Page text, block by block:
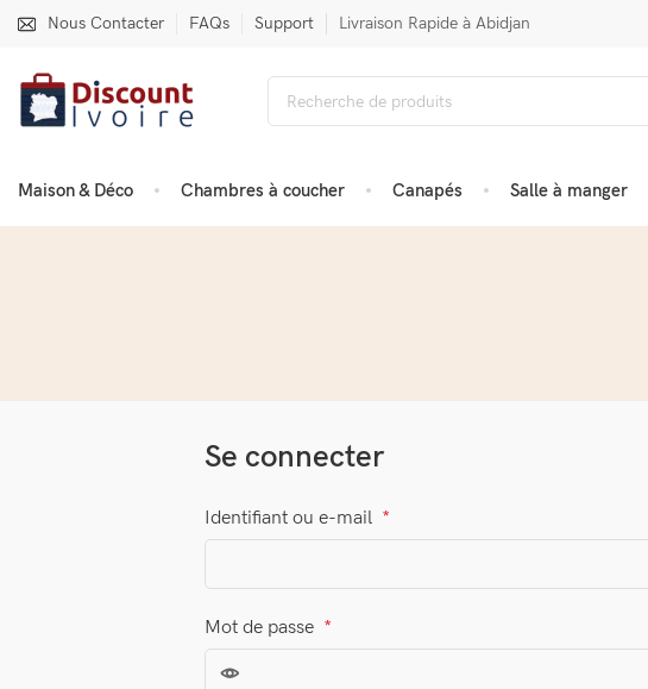
Nous Contacter FAQs Support Livraison Rapide à Abidjan
Maison & Déco Chambres à coucher Canapés Salle à manger
Se connecter
Identifiant ou e-mail *
Mot de passe *